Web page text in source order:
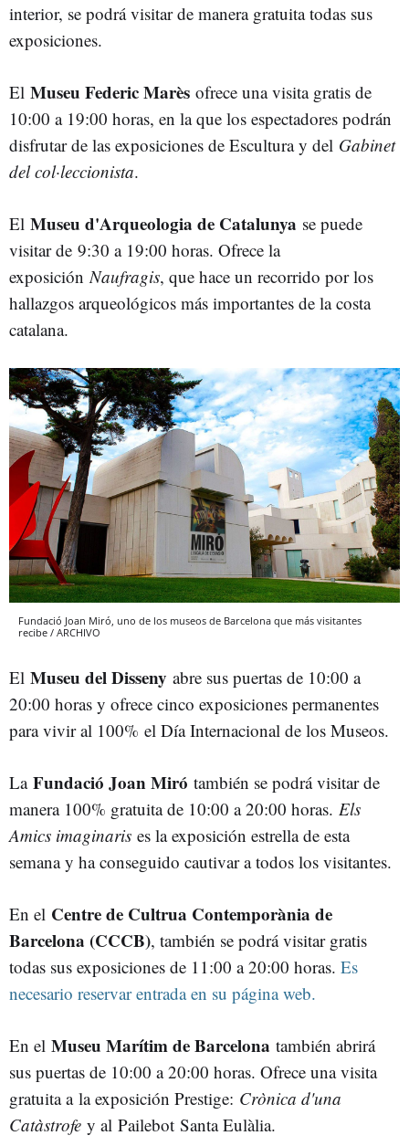
interior, se podrá visitar de manera gratuita todas sus
exposiciones.
El Museu Federic Marès ofrece una visita gratis de
10:00 a 19:00 horas, en la que los espectadores podrán
disfrutar de las exposiciones de Escultura y del Gabinet
del col·leccionista.
El Museu d'Arqueologia de Catalunya se puede
visitar de 9:30 a 19:00 horas. Ofrece la
exposiciónNaufragis, que hace un recorrido por los
hallazgos arqueológicos más importantes de la costa
catalana.
Fundació Joan Miró, uno de los museos de Barcelona que más visitantes
recibe / ARCHIVO
El Museu del Disseny abre sus puertas de 10:00 a
20:00 horas y ofrece cinco exposiciones permanentes
para vivir al 100% el Día Internacional de los Museos.
La Fundació Joan Miró también se podrá visitar de
manera 100% gratuita de 10:00 a 20:00 horas. Els
Amics imaginaris es la exposición estrella de esta
semana y ha conseguido cautivar a todos los visitantes.
En el Centre de Cultrua Contemporània de
Barcelona (CCCB), también se podrá visitar gratis
todas sus exposiciones de 11:00 a 20:00 horas. Es
necesario reservar entrada en su página web.
En el Museu Marítim de Barcelona también abrirá
sus puertas de 10:00 a 20:00 horas. Ofrece una visita
gratuita a la exposición Prestige: Crònica d'una
Catàstrofe y al Pailebot Santa Eulàlia.